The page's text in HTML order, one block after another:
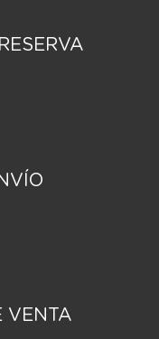
VENTA